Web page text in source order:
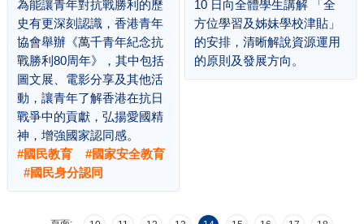
為能讓青年對抗戰勝利的歷
史有更深刻認識，香港青年
協會舉辦《萬千青年紀念抗
戰勝利80周年》，其中包括
圖文展、電影分享及其他活
動，讓青年了解香港在抗日
戰爭中的貢獻，弘揚愛國精
神，增強國家認同感。
#國民教育 #國家安全教育
#國民身分認同
10 日向全體學生講解 「全
方位學習及姊妹學校津貼」
的安排，清晰解說資源運用
的原則及發展方向。